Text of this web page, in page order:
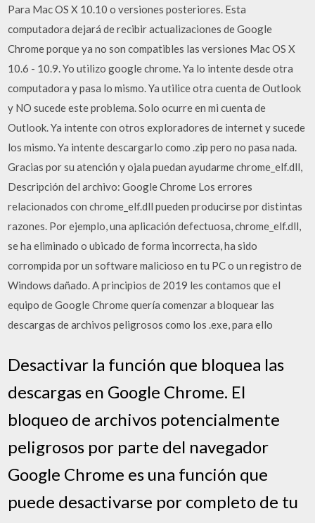
Para Mac OS X 10.10 o versiones posteriores. Esta
computadora dejará de recibir actualizaciones de Google
Chrome porque ya no son compatibles las versiones Mac OS X
10.6 - 10.9. Yo utilizo google chrome. Ya lo intente desde otra
computadora y pasa lo mismo. Ya utilice otra cuenta de Outlook
y NO sucede este problema. Solo ocurre en mi cuenta de
Outlook. Ya intente con otros exploradores de internet y sucede
los mismo. Ya intente descargarlo como .zip pero no pasa nada.
Gracias por su atención y ojala puedan ayudarme chrome_elf.dll,
Descripción del archivo: Google Chrome Los errores
relacionados con chrome_elf.dll pueden producirse por distintas
razones. Por ejemplo, una aplicación defectuosa, chrome_elf.dll,
se ha eliminado o ubicado de forma incorrecta, ha sido
corrompida por un software malicioso en tu PC o un registro de
Windows dañado. A principios de 2019 les contamos que el
equipo de Google Chrome quería comenzar a bloquear las
descargas de archivos peligrosos como los .exe, para ello
Desactivar la función que bloquea las
descargas en Google Chrome. El
bloqueo de archivos potencialmente
peligrosos por parte del navegador
Google Chrome es una función que
puede desactivarse por completo de tu